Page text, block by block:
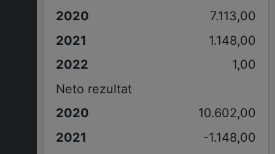
7.113,00
1.148,00
1,00
Neto rezultat
10.602,00
-1.148,00